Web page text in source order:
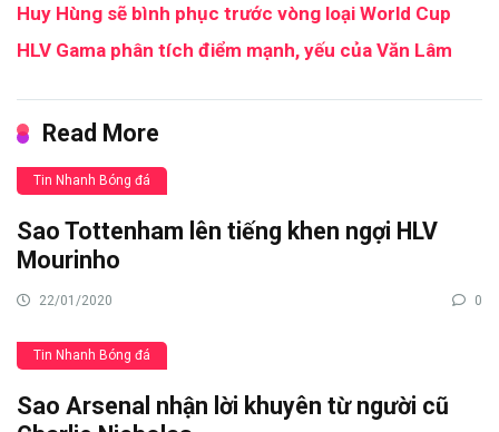
Huy Hùng sẽ bình phục trước vòng loại World Cup
HLV Gama phân tích điểm mạnh, yếu của Văn Lâm
Read More
Tin Nhanh Bóng đá
Sao Tottenham lên tiếng khen ngợi HLV
Mourinho
22/01/2020 0
Tin Nhanh Bóng đá
Sao Arsenal nhận lời khuyên từ người cũ